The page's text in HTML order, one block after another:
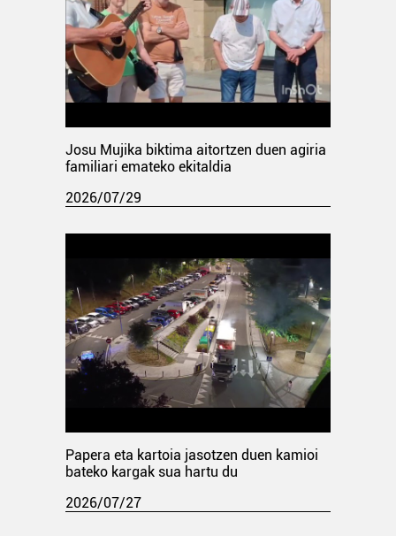
Josu Mujika biktima aitortzen duen agiria
familiari emateko ekitaldia
2026/07/29
Papera eta kartoia jasotzen duen kamioi
bateko kargak sua hartu du
2026/07/27